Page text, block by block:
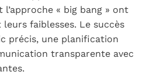
« big bang » ont
faiblesses. Le succès
précis, une planification
transparente avec